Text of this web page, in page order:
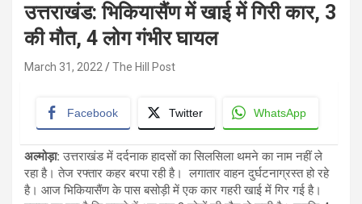
उत्तराखंड: भिकियासैंण में खाई में गिरी कार, 3
की मौत, 4 लोग गंभीर घायल
March 31, 2022 The Hill Post
Facebook Twitter WhatsApp
अल्मोड़ा:उत्तराखंड में दर्दनाक हादसों का सिलसिला थमने का नाम नहीं ले
रहा है। तेज रफ्तार कहर बरपा रही है। लगातार वाहन दुर्घटनाग्रस्त हो रहे
है। आज भिकियासैंण के पास बसोड़ी में एक कार गहरी खाई में गिर गई है।